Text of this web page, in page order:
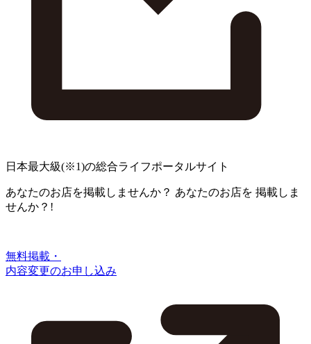
日本最大級(※1)の総合ライフポータルサイト
あなたのお店を掲載しませんか？ あなたのお店を 掲載しま
せんか？!
無料掲載・
内容変更のお申し込み